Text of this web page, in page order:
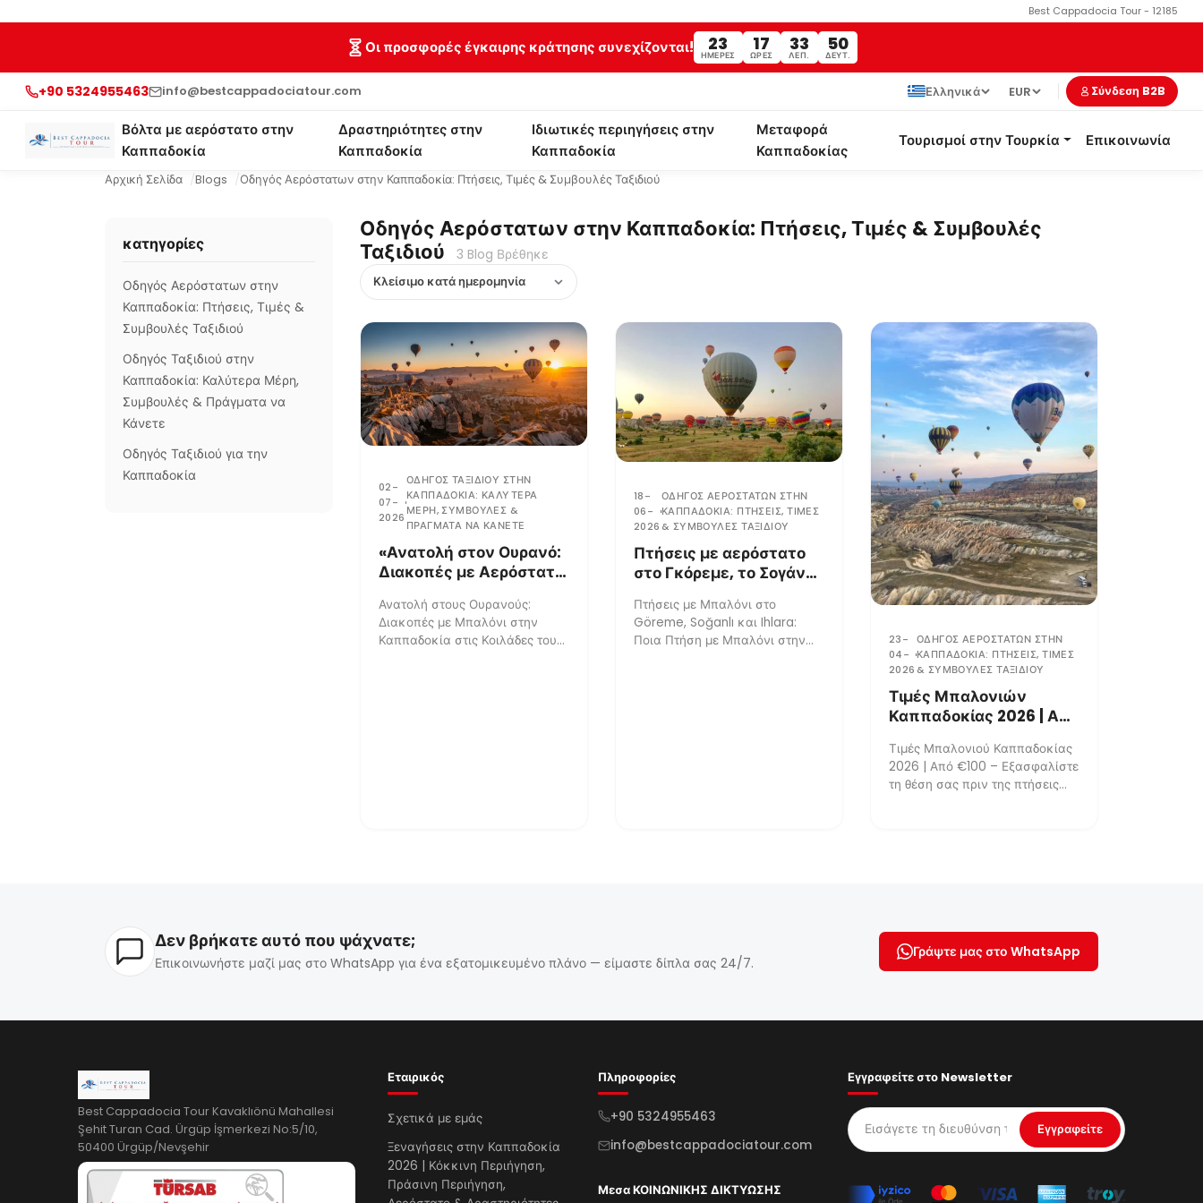
Best Cappadocia Tour - 12185
Οι προσφορές έγκαιρης κράτησης συνεχίζονται! 23
ΗΜΈΡΕΣ
17
ΏΡΕΣ
33
ΛΕΠ.
49
ΔΕΥΤ.
+90 5324955463 info@bestcappadociatour.com Ελληνικά EUR Σύνδεση B2B
Βόλτα με αερόστατο στην
Καππαδοκία
Δραστηριότητες στην
Καππαδοκία
Ιδιωτικές περιηγήσεις στην
Καππαδοκία
Μεταφορά
Καππαδοκίας
Τουρισμοί στην Τουρκία Επικοινωνία
Αρχική Σελίδα Blogs Οδηγός Αερόστατων στην Καππαδοκία: Πτήσεις, Τιμές & Συμβουλές Ταξιδιού
κατηγορίες
Οδηγός Αερόστατων στην
Καππαδοκία: Πτήσεις, Τιμές &
Συμβουλές Ταξιδιού
Οδηγός Ταξιδιού στην
Καππαδοκία: Καλύτερα Μέρη,
Συμβουλές & Πράγματα να
Κάνετε
Οδηγός Ταξιδιού για την
Καππαδοκία
Οδηγός Αερόστατων στην Καππαδοκία: Πτήσεις, Τιμές & Συμβουλές
Ταξιδιού
3 Blog Βρέθηκε
02-
07-
2026
ΟΔΗΓΌΣ ΤΑΞΙΔΙΟΎ ΣΤΗΝ
ΚΑΠΠΑΔΟΚΊΑ: ΚΑΛΎΤΕΡΑ
ΜΈΡΗ, ΣΥΜΒΟΥΛΈΣ &
ΠΡΆΓΜΑΤΑ ΝΑ ΚΆΝΕΤΕ
«Ανατολή στον Ουρανό:
Διακοπές με Αερόστατο
Κοιλάδες του Γκιόρεμε»
Ανατολή στους Ουρανούς:
Διακοπές με Μπαλόνι στην
Καππαδοκία στις Κοιλάδες του
18-
06-
2026
ΟΔΗΓΌΣ ΑΕΡΌΣΤΑΤΩΝ ΣΤΗΝ
ΚΑΠΠΑΔΟΚΊΑ: ΠΤΉΣΕΙΣ, ΤΙΜΈΣ
& ΣΥΜΒΟΥΛΈΣ ΤΑΞΙΔΙΟΎ
Πτήσεις με αερόστατο
στο Γκόρεμε, το Σογάνλι
βόλτα με αερόστατο στο
Καππαδοκία πρέπει να
επιλέξετε;
Πτήσεις με Μπαλόνι στο
Göreme, Soğanlı και Ihlara:
Ποια Πτήση με Μπαλόνι στην
23-
04-
2026
ΟΔΗΓΌΣ ΑΕΡΌΣΤΑΤΩΝ ΣΤΗΝ
ΚΑΠΠΑΔΟΚΊΑ: ΠΤΉΣΕΙΣ, ΤΙΜΈΣ
& ΣΥΜΒΟΥΛΈΣ ΤΑΞΙΔΙΟΎ
Τιμές Μπαλονιών
Καππαδοκίας 2026 | Από
θέση σας πριν οι
πτήσεις εξαντληθούν
Τιμές Μπαλονιού Καππαδοκίας
2026 | Από €100 – Εξασφαλίστε
τη θέση σας πριν της πτήσεις
Δεν βρήκατε αυτό που ψάχνατε;
Επικοινωνήστε μαζί μας στο WhatsApp για ένα εξατομικευμένο πλάνο — είμαστε δίπλα σας 24/7.
Γράψτε μας στο WhatsApp
Best Cappadocia Tour Kavaklıönü Mahallesi
Şehit Turan Cad. Ürgüp İşmerkezi No:5/10,
50400 Ürgüp/Nevşehir
Εταιρικός
Σχετικά με εμάς
Ξεναγήσεις στην Καππαδοκία
2026 | Κόκκινη Περιήγηση,
Πράσινη Περιήγηση,
Πληροφορίες
+90 5324955463
info@bestcappadociatour.com
Μεσα ΚΟΙΝΩΝΙΚΗΣ ΔΙΚΤΥΩΣΗΣ
Εγγραφείτε στο Newsletter
Εγγραφείτε